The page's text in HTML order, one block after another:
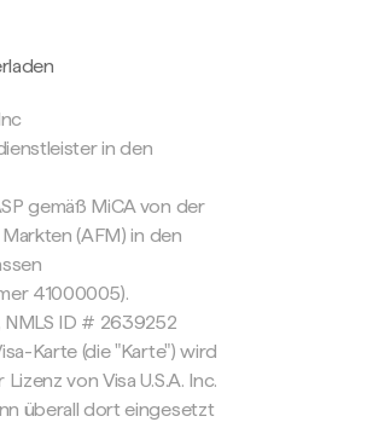
in den
gemäß MiCA von der
(AFM) in den
41000005).
NMLS ID # 2639252
Karte (die "Karte") wird
von Visa U.S.A. Inc.
überall dort eingesetzt